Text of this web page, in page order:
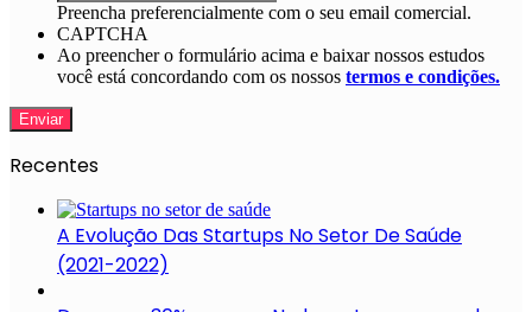
Preencha preferencialmente com o seu email comercial.
CAPTCHA
Ao preencher o formulário acima e baixar nossos estudos
você está concordando com os nossos termos e condições.
Recentes
A Evolução Das Startups No Setor De Saúde
(2021-2022)